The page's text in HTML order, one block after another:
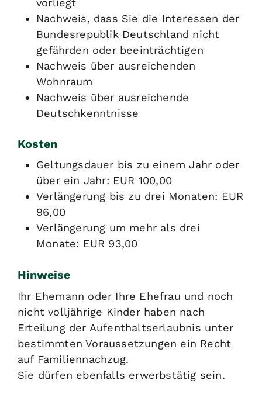
Nachweis, dass Sie die Interessen der
Bundesrepublik Deutschland nicht
gefährden oder beeinträchtigen
Nachweis über ausreichenden
Wohnraum
Nachweis über ausreichende
Deutschkenntnisse
Kosten
Geltungsdauer bis zu einem Jahr oder
über ein Jahr: EUR 100,00
Verlängerung bis zu drei Monaten: EUR
96,00
Verlängerung um mehr als drei
Monate: EUR 93,00
Hinweise
Ihr Ehemann oder Ihre Ehefrau und noch
nicht volljährige Kinder haben nach
Erteilung der Aufenthaltserlaubnis unter
bestimmten Voraussetzungen ein Recht
auf Familiennachzug.
Sie dürfen ebenfalls erwerbstätig sein.